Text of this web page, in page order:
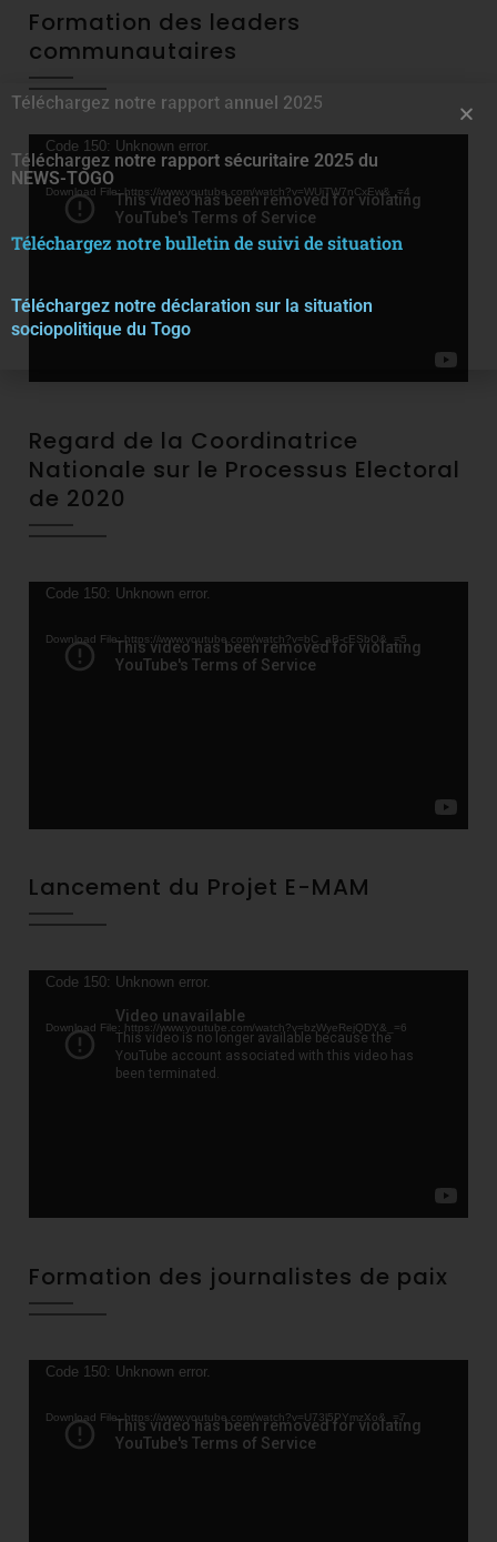
Formation des leaders
communautaires
Video
Player
Code 150: Unknown error.
Download File: https://www.youtube.com/watch?v=WUjTW7nCxEw&_=4
Regard de la Coordinatrice
Nationale sur le Processus Electoral
de 2020
Video
Code 150: Unknown error.
Download File: https://www.youtube.com/watch?v=bC_aB-cESbQ&_=5
Lancement du Projet E-MAM
Video
Code 150: Unknown error.
Download File: https://www.youtube.com/watch?v=bzWyeRejQDY&_=6
Formation des journalistes de paix
Video
Code 150: Unknown error.
Download File: https://www.youtube.com/watch?v=U73l5PYmzXo&_=7
Téléchargez notre rapport annuel 2025
Téléchargez notre rapport sécuritaire 2025 du
NEWS-TOGO
Téléchargez notre bulletin de suivi de situation
Téléchargez notre déclaration sur la situation
sociopolitique du Togo